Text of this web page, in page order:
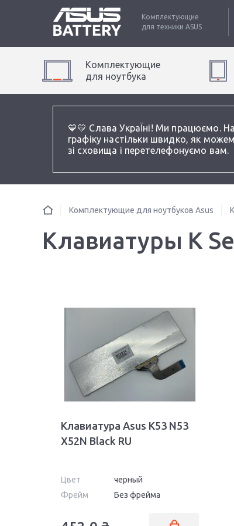
💙💛 Слава УкраЇні! Ми працюємо.
графіку настільки швидко, як
зі сховища і перетелефонуємо вам.
Комплектующие
для техники ASUS
Комплектующие
для ноутбука
Комплектующие для ноутбуков Asus
Клавиатуры K
Клавиатура Asus K53 N53
X52N Black RU
Цвет
черный
Фрейм
Без фрейма